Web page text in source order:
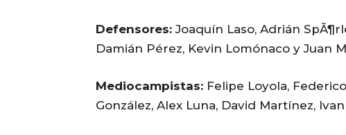
Defensores: Joaquín Laso, Adrián
Damián Pérez, Kevin Lomónaco y Juan
Mediocampistas: Felipe Loyola,
González, Alex Luna, David Martínez,